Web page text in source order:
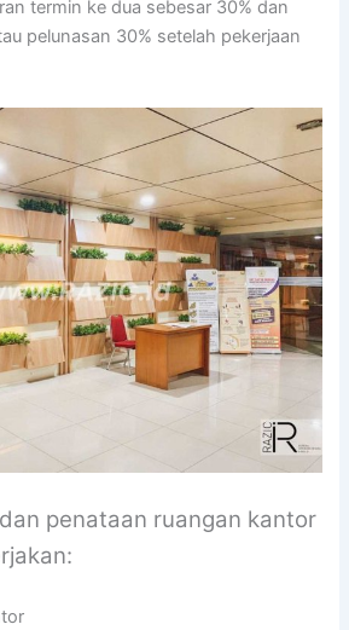
termin ke dua sebesar 30% dan
pelunasan 30% setelah pekerjaan
penataan ruangan kantor